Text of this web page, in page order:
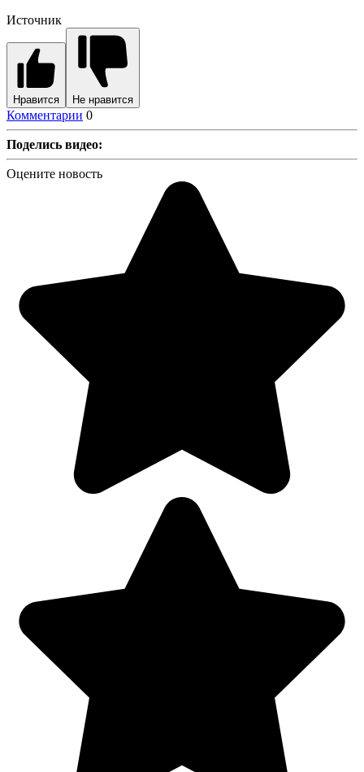
Источник
Нравится Не нравится
Комментарии 0
Поделись видео:
Оцените новость